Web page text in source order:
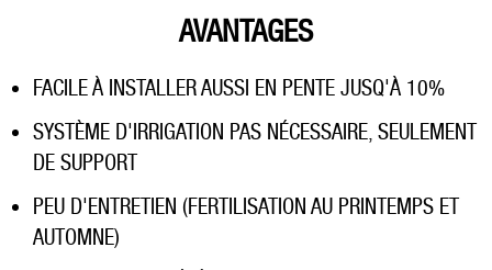
AVANTAGES
FACILE À INSTALLER AUSSI EN PENTE JUSQ'À 10%
SYSTÈME D'IRRIGATION PAS NÉCESSAIRE, SEULEMENT
DE SUPPORT
PEU D'ENTRETIEN (FERTILISATION AU PRINTEMPS ET
AUTOMNE)